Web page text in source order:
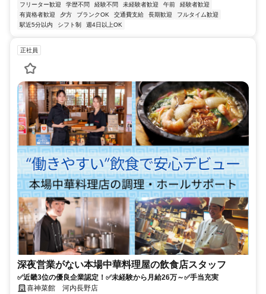
フリーター歓迎
学歴不問 経験不問 未経験者歓迎 午前
経験者歓迎
有資格者歓迎
夕方 ブランクOK 交通費支給 長期歓迎
フルタイム歓迎
駅近5分以内
シフト制 週4日以上OK
正社員
深夜営業がない本場中華料理屋の飲食店スタッフ
✅近畿3位の優良企業認定！✅未経験から月給26万～✅手当充実
喜神菜館 河内長野店